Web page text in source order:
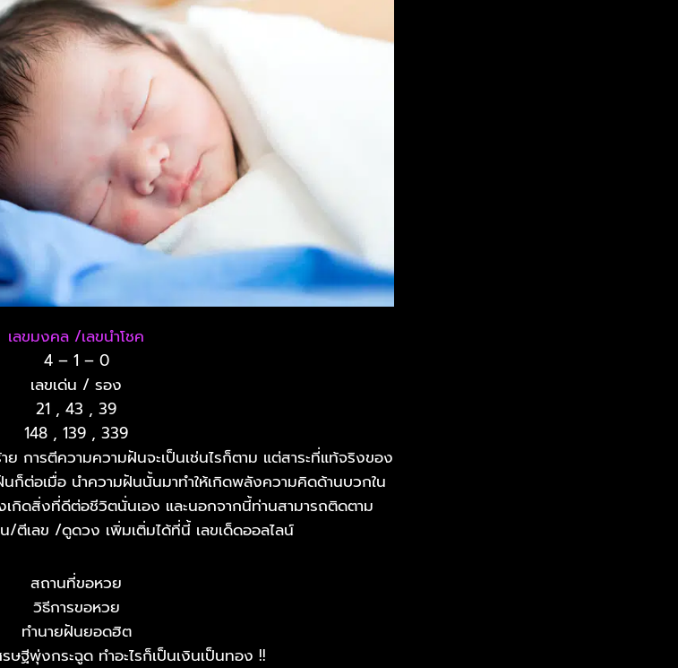
เลขมงคล /เลขนำโชค
4 – 1 – 0
เลขเด่น / รอง
21 , 43 , 39
148 , 139 , 339
ย การตีความความฝันจะเป็นเช่นไรก็ตาม แต่สาระที่แท้จริงของ
ก็ต่อเมื่อ นำความฝันนั้นมาทำให้เกิดพลังความคิดด้านบวกใน
เกิดสิ่งที่ดีต่อชีวิตนั่นเอง และนอกจากนี้ท่านสามารถติดตาม
/ตีเลข /ดูดวง เพิ่มเติ่มได้ที่นี้ เลขเด็ดออลไลน์
สถานที่ขอหวย
วิธีการขอหวย
ทำนายฝันยอดฮิต
ษฐีพุ่งกระฉูด ทำอะไรก็เป็นเงินเป็นทอง !!